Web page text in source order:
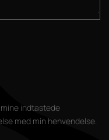
indtastede
med min henvendelse.